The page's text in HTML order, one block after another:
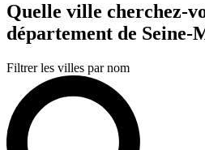
Quelle ville cherchez-
département de Seine-
Filtrer les villes par nom